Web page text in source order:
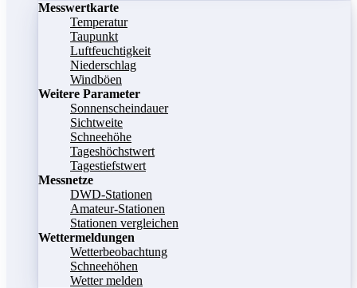
Messwertkarte
Temperatur
Taupunkt
Luftfeuchtigkeit
Niederschlag
Windböen
Weitere Parameter
Sonnenscheindauer
Sichtweite
Schneehöhe
Tageshöchstwert
Tagestiefstwert
Messnetze
DWD-Stationen
Amateur-Stationen
Stationen vergleichen
Wettermeldungen
Wetterbeobachtung
Schneehöhen
Wetter melden